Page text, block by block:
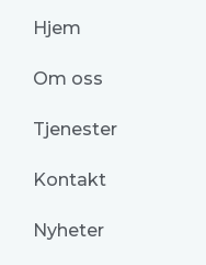
Hjem
Om oss
Tjenester
Kontakt
Nyheter